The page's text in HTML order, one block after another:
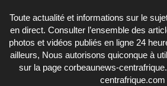
Toute actualité et informations sur le
en direct. Consulter l’ensemble des
photos et vidéos publiés en ligne 24
ailleurs, Nous autorisons quiconque à
sur la page corbeaunews-
centrafrique.com